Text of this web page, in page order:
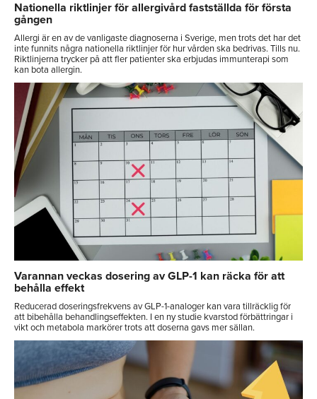
Nationella riktlinjer för allergivård fastställda för första
gången
Allergi är en av de vanligaste diagnoserna i Sverige, men trots det har det
inte funnits några nationella riktlinjer för hur vården ska bedrivas. Tills nu.
Riktlinjerna trycker på att fler patienter ska erbjudas immunterapi som
kan bota allergin.
Varannan veckas dosering av GLP-1 kan räcka för att
behålla effekt
Reducerad doseringsfrekvens av GLP-1-analoger kan vara tillräcklig för
att bibehålla behandlingseffekten. I en ny studie kvarstod förbättringar i
vikt och metabola markörer trots att doserna gavs mer sällan.